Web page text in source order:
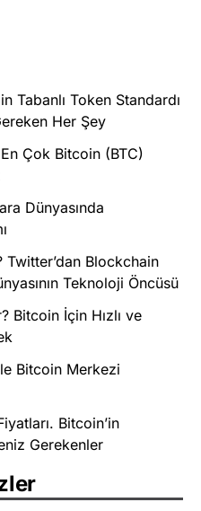
Tabanlı Token Standardı
Her Şey
Çok Bitcoin (BTC)
Dünyasında
Blockchain
Teknoloji Öncüsü
Bitcoin İçin Hızlı ve
Bitcoin Merkezi
Bitcoin’in
Gerekenler